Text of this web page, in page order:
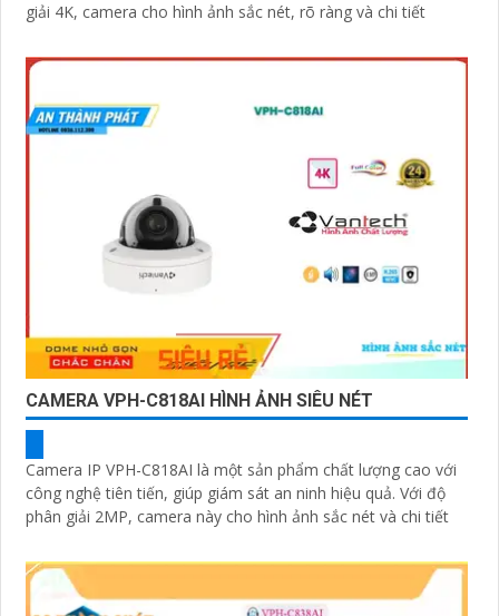
giải 4K, camera cho hình ảnh sắc nét, rõ ràng và chi tiết
CAMERA VPH-C818AI HÌNH ẢNH SIÊU NÉT
Camera IP VPH-C818AI là một sản phẩm chất lượng cao với
công nghệ tiên tiến, giúp giám sát an ninh hiệu quả. Với độ
phân giải 2MP, camera này cho hình ảnh sắc nét và chi tiết